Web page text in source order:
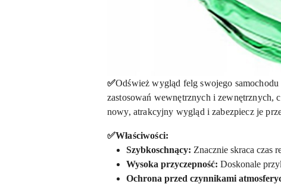
✅Odśwież wygląd felg swojego
zastosowań wewnętrznych i zewnętrznych,
nowy, atrakcyjny wygląd i zabezpiecz je
✅Właściwości:
Szybkoschnący: Znacznie skraca czas
Wysoka przyczepność: Doskonale
Ochrona przed czynnikami